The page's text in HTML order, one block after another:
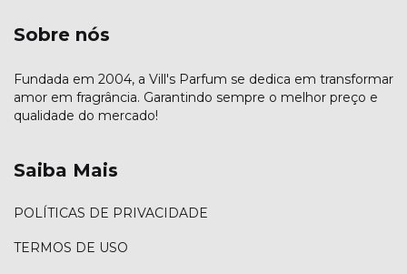
Sobre nós
Fundada em 2004, a Vill's Parfum se dedica em transformar
amor em fragrância. Garantindo sempre o melhor preço e
qualidade do mercado!
Saiba Mais
POLÍTICAS DE PRIVACIDADE
TERMOS DE USO